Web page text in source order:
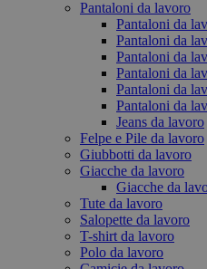
Pantaloni da lavoro
Pantaloni da
Pantaloni da
Pantaloni da
Pantaloni da
Pantaloni da
Pantaloni da
Jeans da lavoro
Felpe e Pile da lavoro
Giubbotti da lavoro
Giacche da lavoro
Giacche da
Tute da lavoro
Salopette da lavoro
T-shirt da lavoro
Polo da lavoro